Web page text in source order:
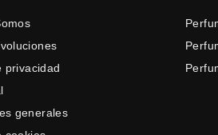
privacidad
generales